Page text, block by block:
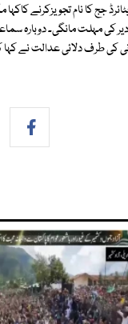
مہلت مانگی۔ دوبارہ